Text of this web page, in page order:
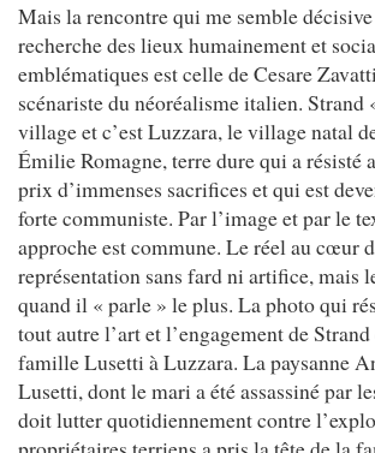
Mais la rencontre qui me semble décisive
recherche des lieux humainement et
emblématiques est celle de Cesare
scénariste du néoréalisme italien. Strand
village et c’est Luzzara, le village natal
Émilie Romagne, terre dure qui a résisté
prix d’immenses sacrifices et qui est
forte communiste. Par l’image et par le
approche est commune. Le réel au cœur
représentation sans fard ni artifice, mais
quand il « parle » le plus. La photo qui
tout autre l’art et l’engagement de
famille Lusetti à Luzzara. La paysanne
Lusetti, dont le mari a été assassiné par
doit lutter quotidiennement contre